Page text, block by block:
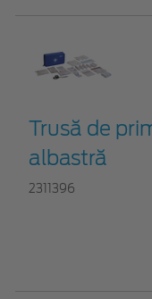
Trusă de
albastră
2311396